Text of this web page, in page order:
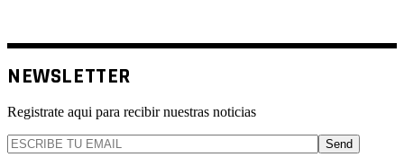
NEWSLETTER
Registrate aqui para recibir nuestras noticias
Send